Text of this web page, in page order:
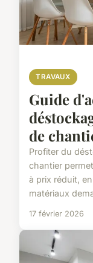
TRAVAUX
Guide
de
Profiter du
chantier
à prix réduit,
matériaux
17 février 2026